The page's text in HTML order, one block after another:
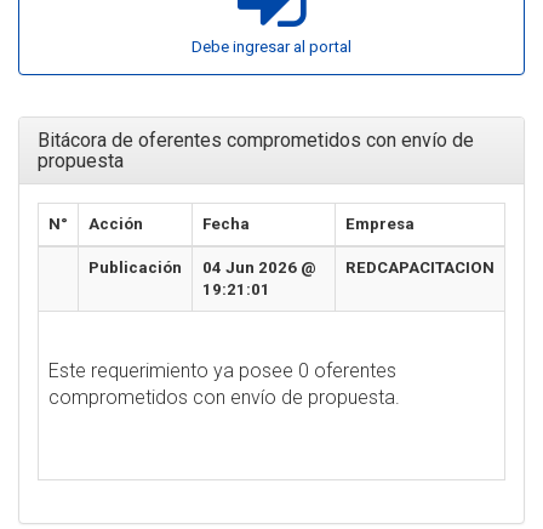
Debe ingresar al portal
Bitácora de oferentes comprometidos con envío de
propuesta
N° Acción Fecha Empresa
Publicación
04 Jun 2026 @
19:21:01
REDCAPACITACION
Este requerimiento ya posee 0 oferentes
comprometidos con envío de propuesta.